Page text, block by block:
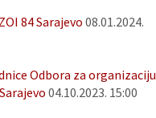
84 Sarajevo 08.01.2024.
Odbora za organizaciju
04.10.2023. 15:00